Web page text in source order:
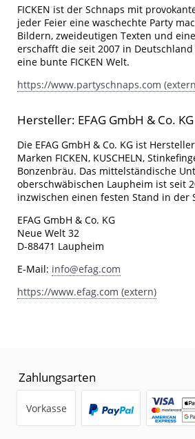
FICKEN ist der Schnaps mit
jeder Feier eine waschechte Party
Bildern, zweideutigen Texten und
erschafft die seit 2007 in
eine bunte FICKEN Welt.
https://www.partyschnaps.com
Hersteller: EFAG GmbH & Co. KG
Die EFAG GmbH & Co. KG ist
Marken FICKEN, KUSCHELN,
Bonzenbräu. Das mittelständische
oberschwäbischen Laupheim ist seit
inzwischen einen festen Stand in der
EFAG GmbH & Co. KG
Neue Welt 32
D-88471 Laupheim
E-Mail: info@efag.com
https://www.efag.com (extern)
Zahlungsarten
Vorkasse